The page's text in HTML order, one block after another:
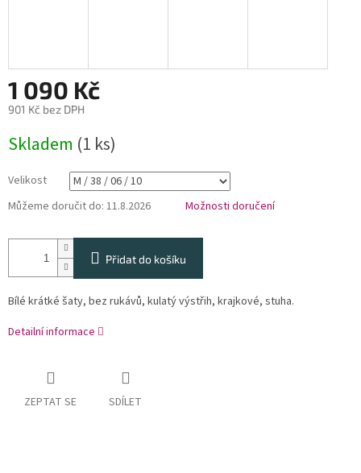
1 090 Kč
901 Kč bez DPH
cena:
Skladem (1 ks)
Velikost
Můžeme doručit do: 11.8.2026 Možnosti doručení
Přidat do košíku
Bílé krátké šaty, bez rukávů, kulatý výstřih, krajkové, stuha.
Detailní informace
ZEPTAT SE SDÍLET